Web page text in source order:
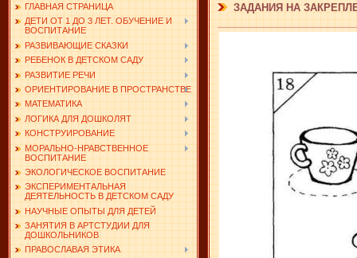
ГЛАВНАЯ СТРАНИЦА
ДЕТИ ОТ 1 ДО 3 ЛЕТ. ОБУЧЕНИЕ И
ВОСПИТАНИЕ
РАЗВИВАЮЩИЕ СКАЗКИ
РЕБЕНОК В ДЕТСКОМ САДУ
РАЗВИТИЕ РЕЧИ
ОРИЕНТИРОВАНИЕ В ПРОСТРАНСТВЕ
МАТЕМАТИКА
ЛОГИКА ДЛЯ ДОШКОЛЯТ
КОНСТРУИРОВАНИЕ
МОРАЛЬНО-НРАВСТВЕННОЕ
ВОСПИТАНИЕ
ЭКОЛОГИЧЕСКОЕ ВОСПИТАНИЕ
ЭКСПЕРИМЕНТАЛЬНАЯ
ДЕЯТЕЛЬНОСТЬ В ДЕТСКОМ САДУ
НАУЧНЫЕ ОПЫТЫ ДЛЯ ДЕТЕЙ
ЗАНЯТИЯ В АРТСТУДИИ ДЛЯ
ДОШКОЛЬНИКОВ
ПРАВОСЛАВАЯ ЭТИКА
ЗАДАНИЯ НА